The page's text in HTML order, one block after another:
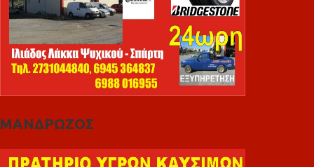
ΜΑΝΔΡΩΖΟΣ